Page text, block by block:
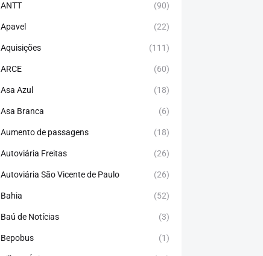
ANTT (90)
Apavel (22)
Aquisições (111)
ARCE (60)
Asa Azul (18)
Asa Branca (6)
Aumento de passagens (18)
Autoviária Freitas (26)
Autoviária São Vicente de Paulo (26)
Bahia (52)
Baú de Notícias (3)
Bepobus (1)